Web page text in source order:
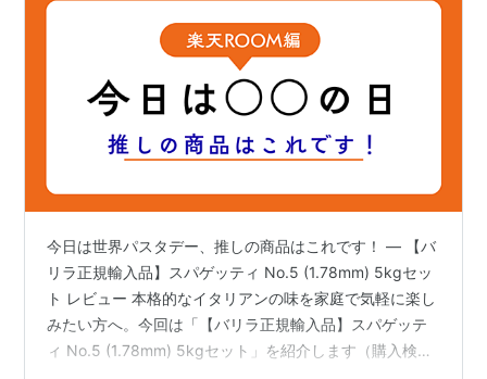
今日は世界パスタデー、推しの商品はこれです！ — 【バ
リラ正規輸入品】スパゲッティ No.5 (1.78mm) 5kgセッ
ト レビュー 本格的なイタリアンの味を家庭で気軽に楽し
みたい方へ。今回は「【バリラ正規輸入品】スパゲッテ
ィ No.5 (1.78mm) 5kgセット」を紹介します（購入検討